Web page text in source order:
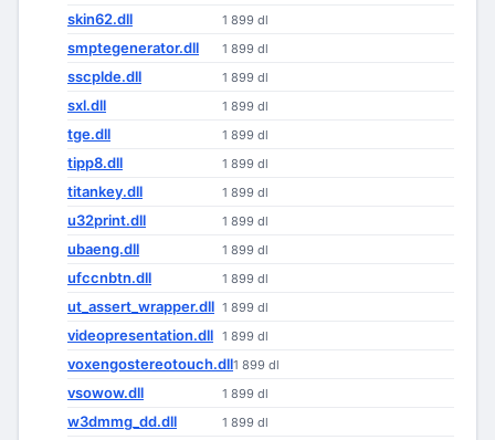
skin62.dll 1 899 dl
smptegenerator.dll 1 899 dl
sscplde.dll 1 899 dl
sxl.dll 1 899 dl
tge.dll 1 899 dl
tipp8.dll 1 899 dl
titankey.dll 1 899 dl
u32print.dll 1 899 dl
ubaeng.dll 1 899 dl
ufccnbtn.dll 1 899 dl
ut_assert_wrapper.dll 1 899 dl
videopresentation.dll 1 899 dl
voxengostereotouch.dll1 899 dl
vsowow.dll 1 899 dl
w3dmmg_dd.dll 1 899 dl